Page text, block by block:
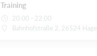
Training
20:00 - 22:00
Bahnhofstraße 2, 26524 Hage